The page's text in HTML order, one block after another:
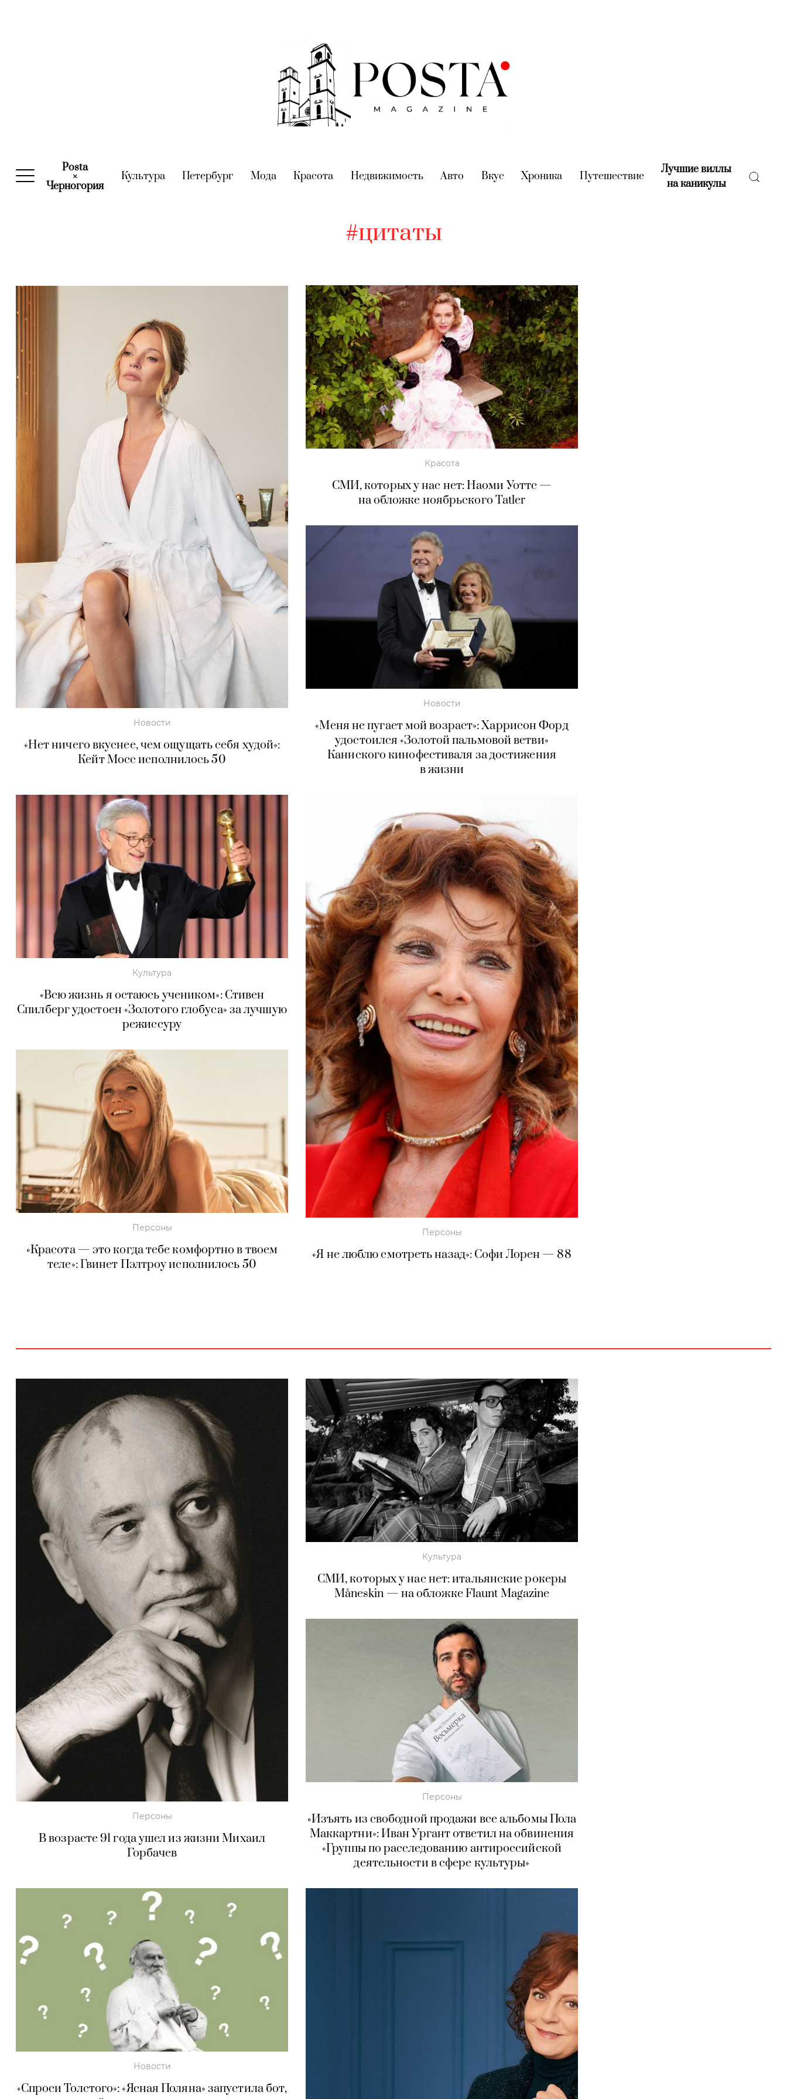
Posta
×
Черногория(current)
Культура(current)
Петербург (current)
Мода(current)
Красота (current)
Недвижимость(current)
Авто (current)
Вкус (current)
Хроника (current)
Путешествие(current)
Лучшие виллы
на каникулы(current)
#цитаты
Новости
«Нет ничего вкуснее, чем ощущать себя худой»:
Кейт Мосс исполнилось 50
Красота
СМИ, которых у нас нет: Наоми Уоттс —
на обложке ноябрьского Tatler
Новости
«Меня не пугает мой возраст»: Харрисон Форд
удостоился «Золотой пальмовой ветви»
Каннского кинофестиваля за достижения
в жизни
Культура
«Всю жизнь я остаюсь учеником»: Стивен
Спилберг удостоен «Золотого глобуса» за лучшую
режиссуру
Персоны
«Красота — это когда тебе комфортно в твоем
теле»: Гвинет Пэлтроу исполнилось 50
Персоны
«Я не люблю смотреть назад»: Софи Лорен — 88
Персоны
В возрасте 91 года ушел из жизни Михаил
Горбачев
Культура
СМИ, которых у нас нет: итальянские рокеры
Måneskin — на обложке Flaunt Magazine
Персоны
«Изъять из свободной продажи все альбомы Пола
Маккартни»: Иван Ургант ответил на обвинения
«Группы по расследованию антироссийской
деятельности в сфере культуры»
Новости
«Спроси Толстого»: «Ясная Поляна» запустила бот,